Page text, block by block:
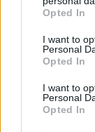
Opted In
I want to
Personal
Opted In
I want to
Personal
Opted In